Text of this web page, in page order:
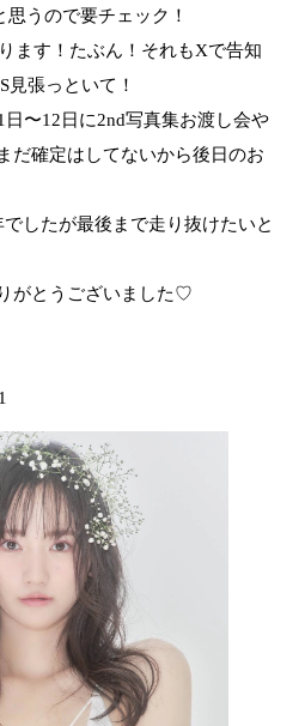
うので要チェック！
ます！たぶん！それもXで告知
見張っといて！
〜12日に2nd写真集お渡し会や
だ確定はしてないから後日のお
したが最後まで走り抜けたいと
がとうございました♡